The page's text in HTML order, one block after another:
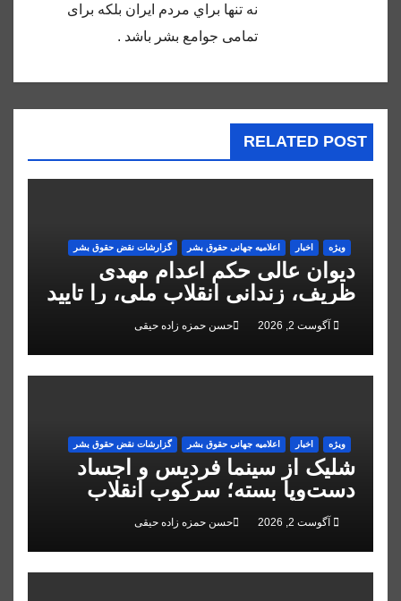
نه تنها براي مردم ايران بلكه براى
تمامى جوامع بشر باشد .
RELATED POST
ویژه اخبار اعلاميه جهانی حقوق بشر گزارشات نقض حقوق بشر
دیوان عالی حکم اعدام مهدی
ظریف، زندانی انقلاب ملی، را تایید
کردآگوست 2, 2026 حسن حمزه زاده حیقی
ویژه اخبار اعلاميه جهانی حقوق بشر گزارشات نقض حقوق بشر
شلیک از سینما فردیس و اجساد
دست‌وپا بسته؛ سرکوب انقلاب
ملی در البرز
آگوست 2, 2026 حسن حمزه زاده حیقی